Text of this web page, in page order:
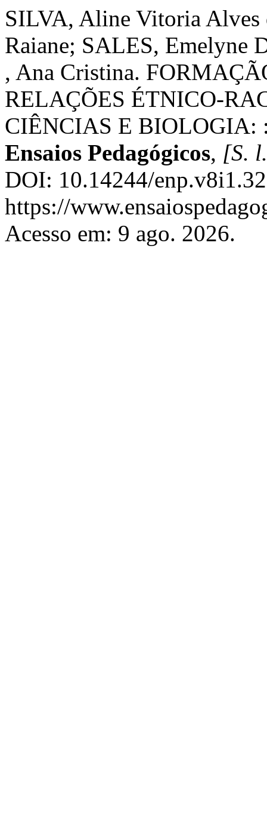
SILVA, Aline Vitoria
Raiane; SALES, Emelyne
, Ana Cristina.
RELAÇÕES ÉTNICO-
CIÊNCIAS E BIOLOGIA:
Ensaios Pedagógicos, [S.
DOI: 10.14244/
https://
Acesso em: 9 ago. 2026.